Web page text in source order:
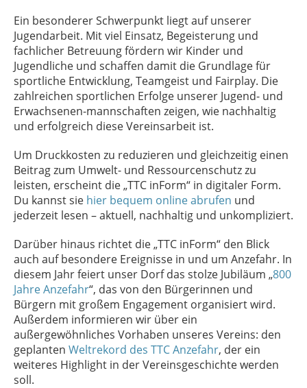
Ein besonderer Schwerpunkt liegt auf unserer
Jugendarbeit. Mit viel Einsatz, Begeisterung und
fachlicher Betreuung fördern wir Kinder und
Jugendliche und schaffen damit die Grundlage für
sportliche Entwicklung, Teamgeist und Fairplay. Die
zahlreichen sportlichen Erfolge unserer Jugend- und
Erwachsenen-mannschaften zeigen, wie nachhaltig
und erfolgreich diese Vereinsarbeit ist.
Um Druckkosten zu reduzieren und gleichzeitig einen
Beitrag zum Umwelt- und Ressourcenschutz zu
leisten, erscheint die „TTC inForm“ in digitaler Form.
Du kannst sie hier bequem online abrufen und
jederzeit lesen – aktuell, nachhaltig und unkompliziert.
Darüber hinaus richtet die „TTC inForm“ den Blick
auch auf besondere Ereignisse in und um Anzefahr. In
diesem Jahr feiert unser Dorf das stolze Jubiläum „800
Jahre Anzefahr“, das von den Bürgerinnen und
Bürgern mit großem Engagement organisiert wird.
Außerdem informieren wir über ein
außergewöhnliches Vorhaben unseres Vereins: den
geplanten Weltrekord des TTC Anzefahr, der ein
weiteres Highlight in der Vereinsgeschichte werden
soll.